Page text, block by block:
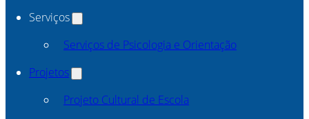
Serviços
Serviços de Psicologia e Orientação
Projetos
Projeto Cultural de Escola